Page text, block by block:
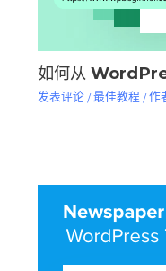
如何从
发表评论 /最佳教程 / 作